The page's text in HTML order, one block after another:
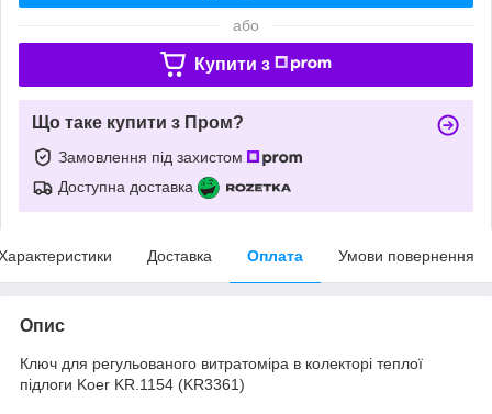
або
Купити з
Що таке купити з Пром?
Замовлення під захистом
Доступна доставка
Доставка Оплата Умови повернення
Опис
Ключ для регульованого витратоміра в колекторі теплої
підлоги Koer KR.1154 (KR3361)